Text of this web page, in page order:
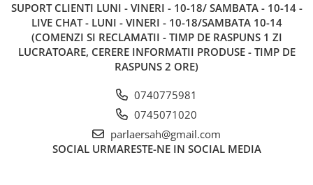
SUPORT CLIENTI LUNI - VINERI - 10-18/ SAMBATA - 10-14 -
LIVE CHAT - LUNI - VINERI - 10-18/SAMBATA 10-14
(COMENZI SI RECLAMATII - TIMP DE RASPUNS 1 ZI
LUCRATOARE, CERERE INFORMATII PRODUSE - TIMP DE
RASPUNS 2 ORE)
0740775981
0745071020
parlaersah@gmail.com
SOCIAL URMARESTE-NE IN SOCIAL MEDIA